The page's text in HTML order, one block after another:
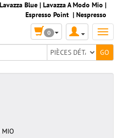
Lavazza Blue | Lavazza A Modo Mio |
Espresso Point | Nespresso
0
MIO